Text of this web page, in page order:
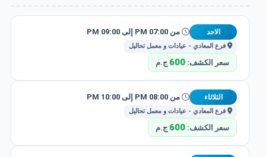
الاحد من 07:00 PM إلى 09:00 PM
فرع المعادي - عيادات و معمل تحاليل
سعر الكشف: 600 ج.م
الثلاثاء من 08:00 PM إلى 10:00 PM
فرع المعادي - عيادات و معمل تحاليل
سعر الكشف: 600 ج.م